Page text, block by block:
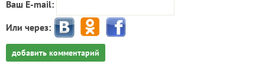
Ваш E-mail:
Или через:
добавить комментарий